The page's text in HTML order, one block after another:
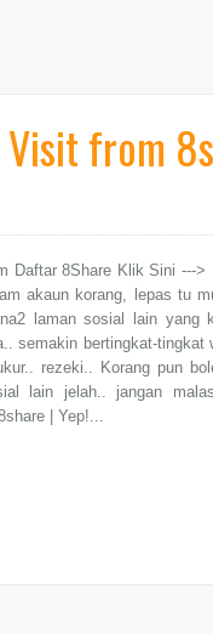
from
Daftar 8Share Klik Sini ---
akaun korang, lepas tu
laman sosial lain yang
semakin bertingkat-tingkat
rezeki.. Korang pun
lain jelah.. jangan
| Yep!...